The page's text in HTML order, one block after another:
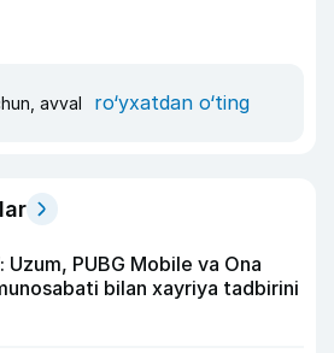
avval ro‘yxatdan o‘ting
Uzum, PUBG Mobile va Ona
bilan xayriya tadbirini